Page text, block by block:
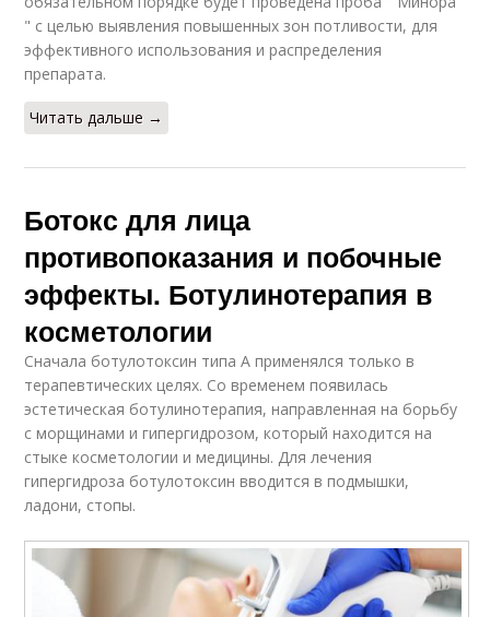
" с целью выявления повышенных зон потливости, для
эффективного использования и распределения
препарата.
Читать дальше →
Ботокс для лица
противопоказания и побочные
эффекты. Ботулинотерапия в
косметологии
Сначала ботулотоксин типа А применялся только в
терапевтических целях. Со временем появилась
эстетическая ботулинотерапия, направленная на борьбу
с морщинами и гипергидрозом, который находится на
стыке косметологии и медицины. Для лечения
гипергидроза ботулотоксин вводится в подмышки,
ладони, стопы.